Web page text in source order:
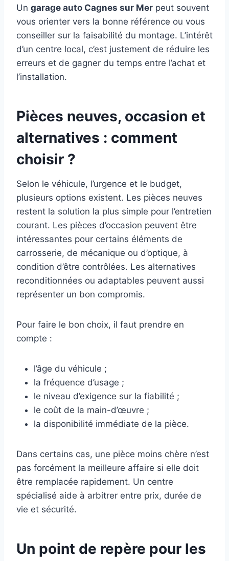
Un garage auto Cagnes sur Mer peut souvent
vous orienter vers la bonne référence ou vous
conseiller sur la faisabilité du montage. L’intérêt
d’un centre local, c’est justement de réduire les
erreurs et de gagner du temps entre l’achat et
l’installation.
Pièces neuves, occasion et
alternatives : comment
choisir ?
Selon le véhicule, l’urgence et le budget,
plusieurs options existent. Les pièces neuves
restent la solution la plus simple pour l’entretien
courant. Les pièces d’occasion peuvent être
intéressantes pour certains éléments de
carrosserie, de mécanique ou d’optique, à
condition d’être contrôlées. Les alternatives
reconditionnées ou adaptables peuvent aussi
représenter un bon compromis.
Pour faire le bon choix, il faut prendre en
compte :
l’âge du véhicule ;
la fréquence d’usage ;
le niveau d’exigence sur la fiabilité ;
le coût de la main-d’œuvre ;
la disponibilité immédiate de la pièce.
Dans certains cas, une pièce moins chère n’est
pas forcément la meilleure affaire si elle doit
être remplacée rapidement. Un centre
spécialisé aide à arbitrer entre prix, durée de
vie et sécurité.
Un point de repère pour les